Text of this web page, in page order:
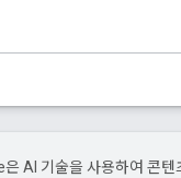
AI 기술을 사용하여 콘텐